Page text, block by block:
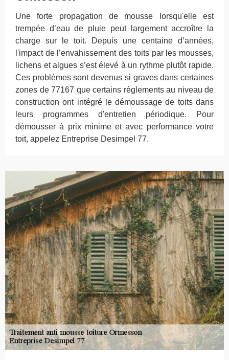
Une forte propagation de mousse lorsqu'elle est
trempée d’eau de pluie peut largement accroître la
charge sur le toit. Depuis une centaine d’années,
l'impact de l’envahissement des toits par les mousses,
lichens et algues s’est élevé à un rythme plutôt rapide.
Ces problèmes sont devenus si graves dans certaines
zones de 77167 que certains règlements au niveau de
construction ont intégré le démoussage de toits dans
leurs programmes d'entretien périodique. Pour
démousser à prix minime et avec performance votre
toit, appelez Entreprise Desimpel 77.